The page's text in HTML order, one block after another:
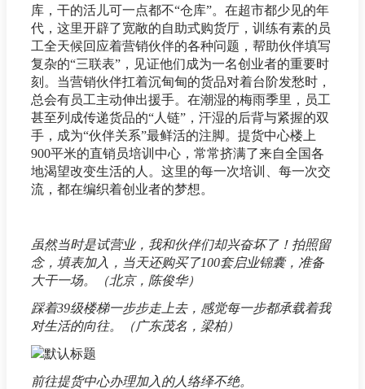
库，干的活儿可一点都不“仓库”。在超市都少见的年
代，这里开辟了宽敞的自助式购货厅，训练有素的员
工全天候回应着营销伙伴的各种问题，帮助伙伴填写
复杂的“三联表”，见证他们成为一名创业者的重要时
刻。当营销伙伴扛着沉甸甸的货品对着台阶发愁时，
总会有员工主动伸出援手。在潮湿的梅雨季里，员工
甚至列成传递货品的“人链”，汗湿的后背与紧握的双
手，成为“伙伴关系”最鲜活的注脚。提货中心楼上
900平米的直销员培训中心，常常挤满了来自全国各
地渴望改变生活的人。这里的每一次培训、每一次交
流，都在编织着创业者的梦想。
虽然当时是试营业，我和伙伴们却兴奋坏了！拍照留
念，填表加入，当天还购买了100套启业锦囊，准备
大干一场。（北京，陈俊华）
踩着39级楼梯一步步走上去，感觉每一步都承载着我
对生活的向往。（广东茂名，梁柏）
前往提货中心办理加入的人络绎不绝。